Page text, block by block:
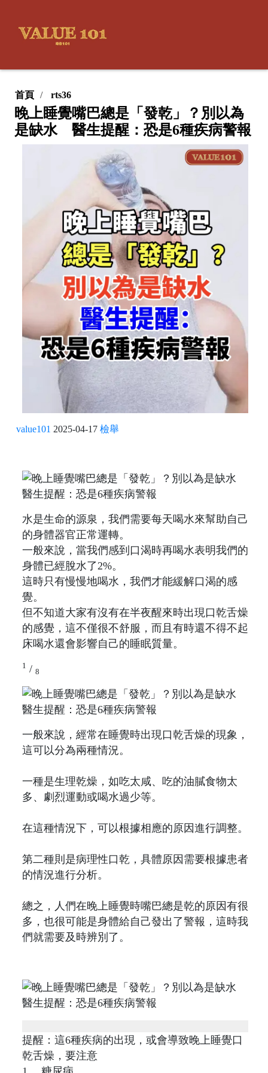
首頁 rts36
晚上睡覺嘴巴總是「發乾」？別以為
是缺水 醫生提醒：恐是6種疾病警報
value101 2025-04-17 檢舉
水是生命的源泉，我們需要每天喝水來幫助自己
的身體器官正常運轉。
一般來說，當我們感到口渴時再喝水表明我們的
身體已經脫水了2%。
這時只有慢慢地喝水，我們才能緩解口渴的感
覺。
但不知道大家有沒有在半夜醒來時出現口乾舌燥
的感覺，這不僅很不舒服，而且有時還不得不起
床喝水還會影響自己的睡眠質量。
1 / 8
一般來說，經常在睡覺時出現口乾舌燥的現象，
這可以分為兩種情況。
一種是生理乾燥，如吃太咸、吃的油膩食物太
多、劇烈運動或喝水過少等。
在這種情況下，可以根據相應的原因進行調整。
第二種則是病理性口乾，具體原因需要根據患者
的情況進行分析。
總之，人們在晚上睡覺時嘴巴總是乾的原因有很
多，也很可能是身體給自己發出了警報，這時我
們就需要及時辨別了。
提醒：這6種疾病的出現，或會導致晚上睡覺口
乾舌燥，要注意